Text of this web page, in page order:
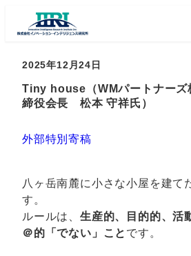
2025年12月24日
Tiny house（WMパートナー
締役会長 松本 守祥氏）
外部特別寄稿
八ヶ岳南麓に小さな小屋を建て
す。
ルールは、 生産的、目的的、活
＠的「でない」こと です。